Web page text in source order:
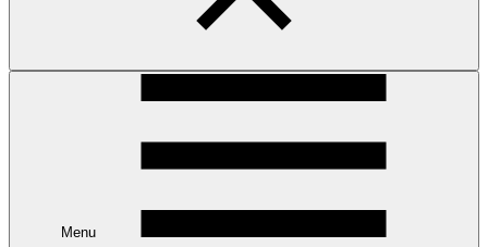
Menu